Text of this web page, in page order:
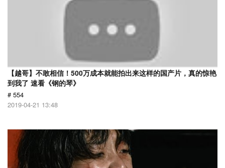
【越哥】不敢相信！500万成本就能拍出来这样的国产片，真的惊艳
到我了 速看《钢的琴》
# 554
2019-04-21 13:48